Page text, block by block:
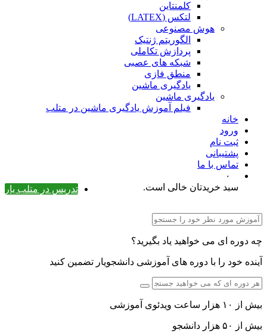
کلمنتاین
لتکس (LATEX)
هوش مصنوعی
الگوریتم ژنتیک
پردازش تکاملی
شبکه های عصبی
منطق فازی
یادگیری ماشین
یادگیری ماشین
فیلم آموزش یادگیری ماشین در متلب
خانه
ورود
ثبت نام
پشتیبانی
تماس با ما
۰
تدریس در متلب یار
سبد خریدتان خالی است.
چه دوره ای می خواهید یاد بگیرید؟
آینده خود را با دوره های آموزشی دانشجویار تضمین کنید
بیش از ۱۰ هزار ساعت ویدئوی آموزشی
بیش از ۵۰ هزار دانشجو